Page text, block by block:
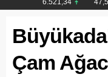
6.521,34
Çam